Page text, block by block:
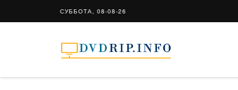
СУББОТА, 08-08-26